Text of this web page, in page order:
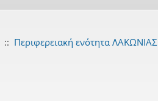
:: Περιφερειακή ενότητα ΛΑΚΩΝΙΑΣ